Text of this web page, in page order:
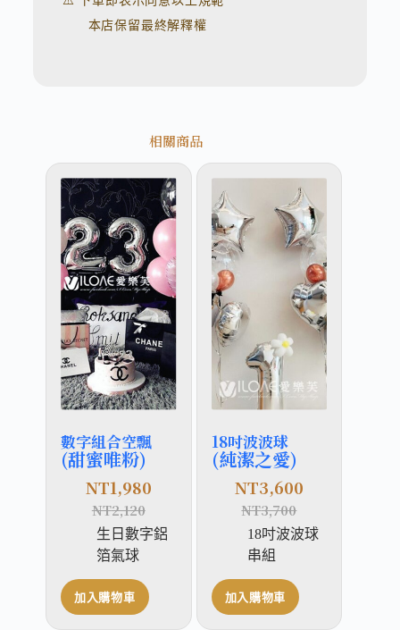
本店保留最終解釋權
相關商品
數字組合空飄
(甜蜜唯粉)
NT2,120
NT1,980
生日數字鋁
箔氣球
加入購物車
18吋波波球
(純潔之愛)
NT3,700
NT3,600
18吋波波球
串組
加入購物車